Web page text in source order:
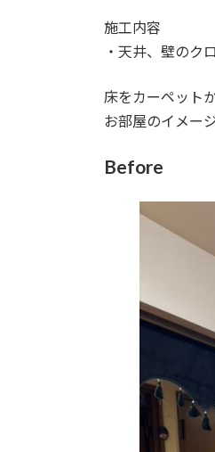
施工内容
・天井、壁のク
床をカーペット
お部屋のイメー
Before